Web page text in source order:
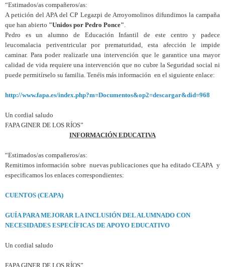
“Estimados/as compañeros/as:
A petición del APA del CP Legazpi de Arroyomolinos difundimos la campaña
que han abierto "Unidos por Pedro Ponce"
Pedro es un alumno de Educación Infantil de este centro y padece
leucomalacia periventricular por prematuridad, esta afección le impide
caminar. Para poder realizarle una intervención que le garantice una mayor
calidad de vida requiere una intervención que no cubre la Seguridad social ni
puede permitírselo su familia. Tenéis más información en el siguiente enlace:
http://www.fapa.es/index.php?m=Documentos&op2=descargar&did=968
Un cordial saludo
FAPA GINER DE LOS RÍOS”
INFORMACIÓN EDUCATIVA
“Estimados/as compañeros/as:
Remitimos información sobre nuevas publicaciones que ha editado CEAPA y
especificamos los enlaces correspondientes:
CUENTOS (CEAPA)
GUÍA PARA MEJORAR LA INCLUSIÓN DEL ALUMNADO CON
NECESIDADES ESPECÍFICAS DE APOYO EDUCATIVO
Un cordial saludo
FAPA GINER DE LOS RÍOS”